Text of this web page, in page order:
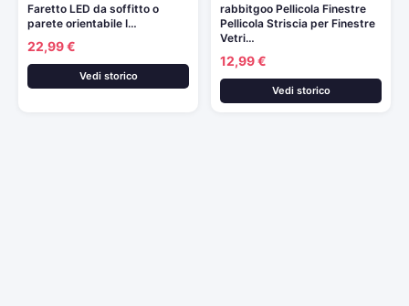
Faretto LED da soffitto o
parete orientabile I…
22,99 €
Vedi storico
rabbitgoo Pellicola Finestre
Pellicola Striscia per Finestre
Vetri…
12,99 €
Vedi storico